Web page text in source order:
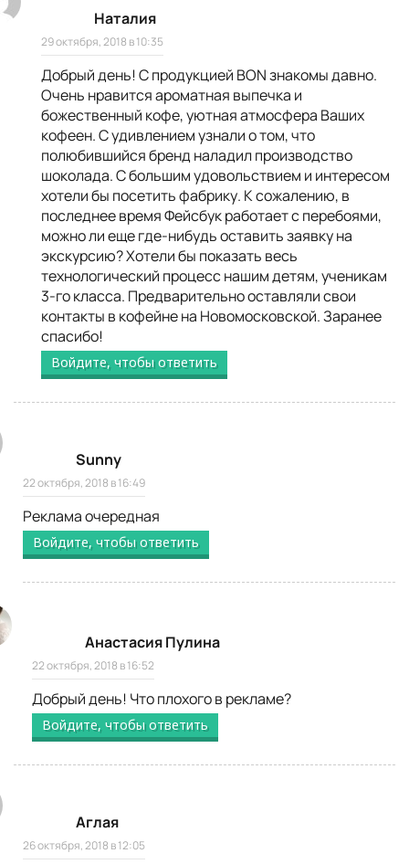
Наталия
29 октября, 2018 в 10:35
Добрый день! С продукцией BON знакомы давно.
Очень нравится ароматная выпечка и
божественный кофе, уютная атмосфера Ваших
кофеен. С удивлением узнали о том, что
полюбившийся бренд наладил производство
шоколада. С большим удовольствием и интересом
хотели бы посетить фабрику. К сожалению, в
последнее время Фейсбук работает с перебоями,
можно ли еще где-нибудь оставить заявку на
экскурсию? Хотели бы показать весь
технологический процесс нашим детям, ученикам
3-го класса. Предварительно оставляли свои
контакты в кофейне на Новомосковской. Заранее
спасибо!
Войдите, чтобы ответить
Sunny
22 октября, 2018 в 16:49
Реклама очередная
Войдите, чтобы ответить
Анастасия Пулина
22 октября, 2018 в 16:52
Добрый день! Что плохого в рекламе?
Войдите, чтобы ответить
Аглая
26 октября, 2018 в 12:05